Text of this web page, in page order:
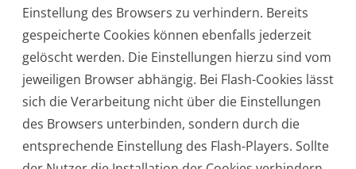
Einstellung des Browsers zu verhindern. Bereits
gespeicherte Cookies können ebenfalls jederzeit
gelöscht werden. Die Einstellungen hierzu sind vom
jeweiligen Browser abhängig. Bei Flash-Cookies lässt
sich die Verarbeitung nicht über die Einstellungen
des Browsers unterbinden, sondern durch die
entsprechende Einstellung des Flash-Players. Sollte